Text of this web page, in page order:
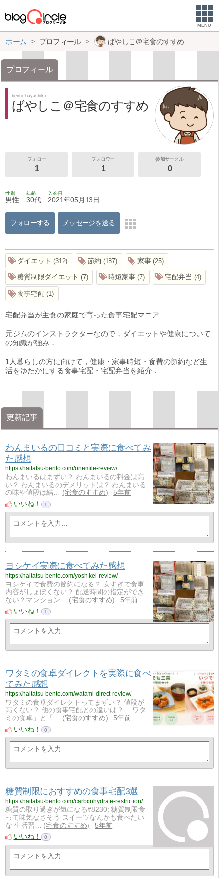
MENU
ホーム プロフィール ばやしこ＠宅食のすすめ
プロフィール
bento_bayashiko
ばやしこ＠宅食のすすめ
フォロー
1
フォロワー
1
参加サークル
0
性別
男性
年齢
30代
入会日
2021年05月13日
フォローする メッセージを送る
ダイエット 312 節約 187 家事 25
糖質制限ダイエット 7 時短家事 7 宅配弁当 4
食事宅配 1
宅配弁当が主食の家庭で育った食事宅配マニア．
元ジムのインストラクターなので，ダイエットや健康について
の知識が強み．
1人暮らしの方に向けて，健康・家事時短・食費の節約など生
活をゆたかにする食事宅配・宅配弁当を紹介．
更新記事
わんまいるの口コミと実際に食べてみ
た感想
https://haitatsu-bento.com/onemile-review/
わんまいるはまずい？ わんまいるの料金は高
い？ わんまいるのデメリットは？ わんまいる
の味や値段は結…
宅食のすすめ
5年前
いいね！
1
ヨシケイ実際に食べてみた感想
https://haitatsu-bento.com/yoshikei-review/
ヨシケイで食費の節約になる？ 安すぎで食事
内容がしょぼくない？ 配送時間の指定ができ
ない？マンション…
宅食のすすめ
5年前
いいね！
1
ワタミの食卓ダイレクトを実際に食べ
てみた感想
https://haitatsu-bento.com/watami-direct-review/
ワタミの食卓ダイレクトってまずい？ 値段が
高くない？ 他の食事宅配との違いは？ 「ワタ
ミの食卓」と「…
宅食のすすめ
5年前
いいね！
0
糖質制限におすすめの食事宅配3選
https://haitatsu-bento.com/carbonhydrate-restriction/
糖質の取り過ぎが気になる#8230; 糖質制限食
って味気なさそう スイーツなんかも食べたい
な 生活習…
宅食のすすめ
5年前
いいね！
0